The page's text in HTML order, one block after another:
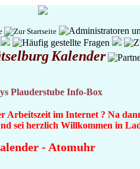
Kalender
Plauderstube Info-Box
Arbeitszeit im Internet ? Na
sei herzlich Willkommen in
- Atomuhr